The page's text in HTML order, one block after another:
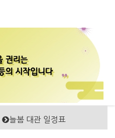
늘봄 대관 일정표